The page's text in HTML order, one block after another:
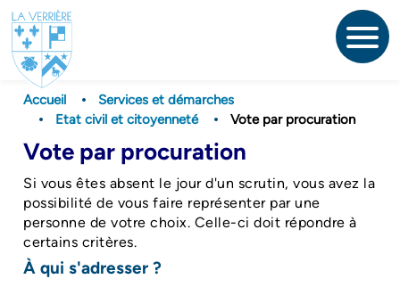
Accueil
Services et démarches
Etat civil et citoyenneté
Vote par procuration
Vote par procuration
Si vous êtes absent le jour d'un scrutin, vous avez la
possibilité de vous faire représenter par une
personne de votre choix. Celle-ci doit répondre à
certains critères.
À qui s'adresser ?